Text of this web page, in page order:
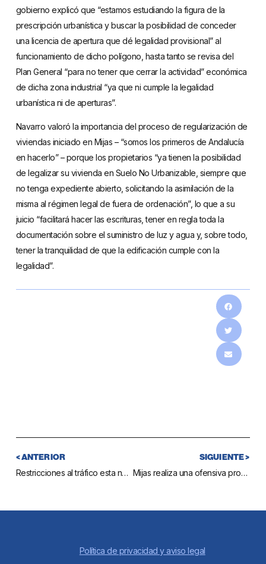
gobierno explicó que “estamos estudiando la figura de la
prescripción urbanística y buscar la posibilidad de conceder
una licencia de apertura que dé legalidad provisional” al
funcionamiento de dicho polígono, hasta tanto se revisa del
Plan General “para no tener que cerrar la actividad” económica
de dicha zona industrial “ya que ni cumple la legalidad
urbanística ni de aperturas”.
Navarro valoró la importancia del proceso de regularización de
viviendas iniciado en Mijas – “somos los primeros de Andalucía
en hacerlo” – porque los propietarios “ya tienen la posibilidad
de legalizar su vivienda en Suelo No Urbanizable, siempre que
no tenga expediente abierto, solicitando la asimilación de la
misma al régimen legal de fuera de ordenación”, lo que a su
juicio “facilitará hacer las escrituras, tener en regla toda la
documentación sobre el suministro de luz y agua y, sobre todo,
tener la tranquilidad de que la edificación cumple con la
legalidad”.
< ANTERIOR
Restricciones al tráfico esta noche en la A7 a la altura de Mijas Costa por la retirada de farolas
SIGUIENTE >
Mijas realiza una ofensiva promocional en Holanda para exponer a turoperadores la oferta turística vinculada a la naturaleza
Política de privacidad y aviso legal